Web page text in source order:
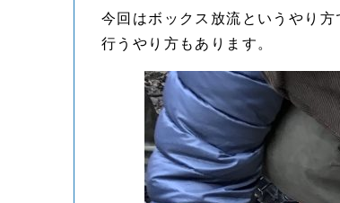
今回はボックス放流というやり
行うやり方もあります。